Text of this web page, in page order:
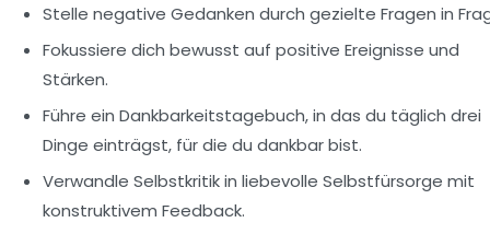
Stelle negative Gedanken durch gezielte Fragen in
Fokussiere dich bewusst auf positive Ereignisse und
Stärken.
Führe ein Dankbarkeitstagebuch, in das du täglich drei
Dinge einträgst, für die du dankbar bist.
Verwandle Selbstkritik in liebevolle Selbstfürsorge mit
konstruktivem Feedback.